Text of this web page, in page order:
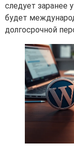
следует заранее
будет
долгосрочной